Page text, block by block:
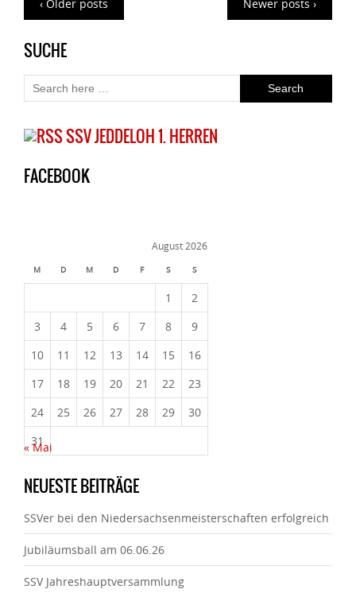
‹ Older posts Newer posts ›
SUCHE
SSV JEDDELOH 1. HERREN
FACEBOOK
August 2026
M D M D F S S
1
2
3
4 5 6 7 8
9
10
11 12 13 14 15
16
17
18 19 20 21 22
23
24
25 26 27 28 29
30
31
« Mai
NEUESTE BEITRÄGE
SSVer bei den Niedersachsenmeisterschaften erfolgreich
Jubiläumsball am 06.06.26
SSV Jahreshauptversammlung